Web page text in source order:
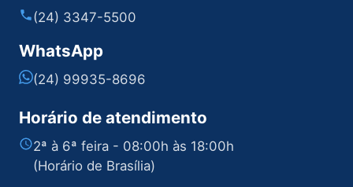
(24) 3347-5500
WhatsApp
(24) 99935-8696
Horário de atendimento
2ª à 6ª feira - 08:00h às 18:00h
(Horário de Brasília)